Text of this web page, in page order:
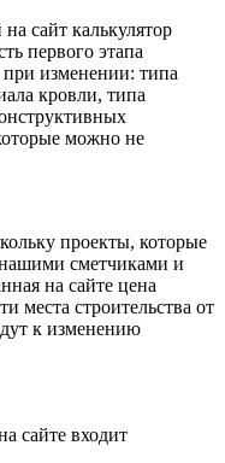
сайт калькулятор
первого этапа
при изменении: типа
кровли, типа
можно не
проекты, которые
сметчиками и
на сайте цена
места строительства от
к изменению
сайте входит